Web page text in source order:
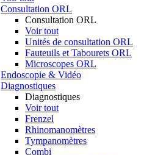
Consultation ORL
Consultation ORL
Voir tout
Unités de consultation ORL
Fauteuils et Tabourets ORL
Microscopes ORL
Endoscopie & Vidéo
Diagnostiques
Diagnostiques
Voir tout
Frenzel
Rhinomanomètres
Tympanomètres
Combi